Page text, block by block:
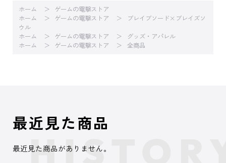
ホーム
ゲームの電撃ストア
ホーム
ゲームの電撃ストア
ブレイブソード×ブレイズソ
ウル
ホーム
ゲームの電撃ストア
グッズ・アパレル
ホーム
ゲームの電撃ストア 全商品
最近見た商品
最近見た商品がありません。